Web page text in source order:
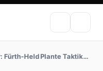
Fürth-Held Plante Taktik…